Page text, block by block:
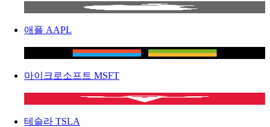
애플 AAPL
마이크로소프트 MSFT
테슬라 TSLA